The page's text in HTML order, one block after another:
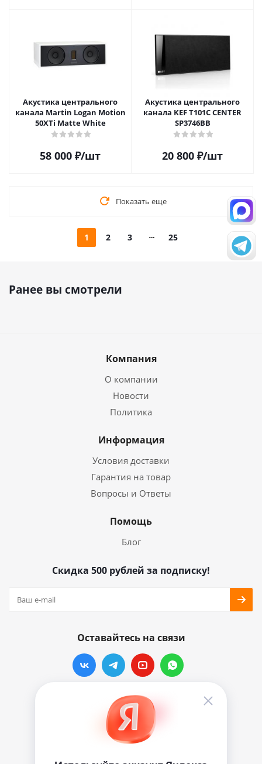
Акустика центрального
канала Martin Logan Motion
50XTi Matte White
58 000 ₽/шт
Акустика центрального
канала KEF T101C CENTER
SP3746BB
20 800 ₽/шт
Показать еще
1 2 3 25
Ранее вы смотрели
Компания
О компании
Новости
Политика
Информация
Условия доставки
Гарантия на товар
Вопросы и Ответы
Помощь
Блог
Скидка 500 рублей за подписку!
Оставайтесь на связи
Наши контакты
info@vinylmarkt.ru